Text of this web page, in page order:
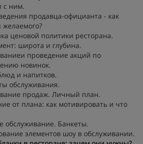
с ним.
продавца-официанта - как
желаемого?
ценовой политики ресторана.
широта и глубина.
проведение акций по
новинок.
и напитков.
обслуживания.
продаж. Личный план.
от плана: как мотивировать и что
обслуживание. Банкеты.
элементов шоу в обслуживании.